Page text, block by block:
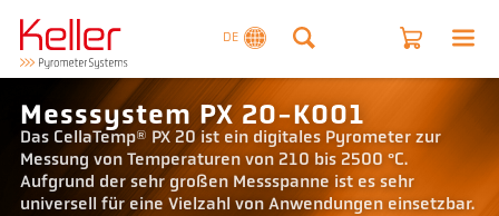
DE
Messsystem PX 20-K001
Das CellaTemp® PX 20 ist ein digitales Pyrometer zur
Messung von Temperaturen von 210 bis 2500 °C.
Aufgrund der sehr großen Messspanne ist es sehr
universell für eine Vielzahl von Anwendungen einsetzbar.